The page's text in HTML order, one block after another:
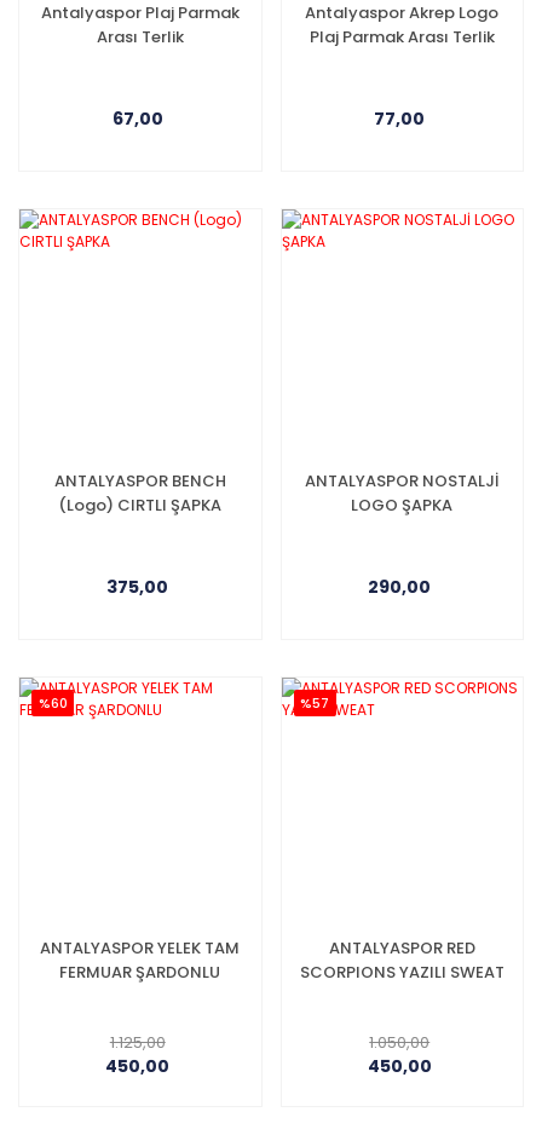
Antalyaspor Plaj Parmak
Arası Terlik
67,00
Antalyaspor Akrep Logo
Plaj Parmak Arası Terlik
77,00
ANTALYASPOR BENCH
(Logo) CIRTLI ŞAPKA
375,00
ANTALYASPOR NOSTALJİ
LOGO ŞAPKA
290,00
%60
ANTALYASPOR YELEK TAM
FERMUAR ŞARDONLU
450,00
1.125,00
%57
ANTALYASPOR RED
SCORPIONS YAZILI SWEAT
450,00
1.050,00